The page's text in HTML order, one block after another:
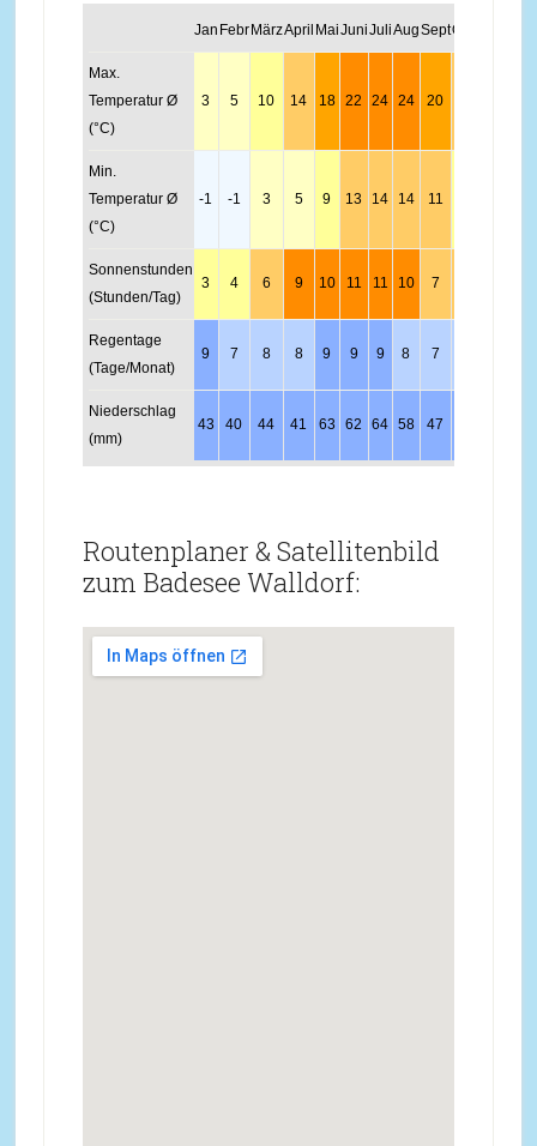
Jan Febr MärzApril MaiJuniJuliAugSeptOkt
Max.
Temperatur Ø
(°C)
3 5 10 14 18 22 24 24 20
Min.
Temperatur Ø
(°C)
-1 -1 3 5 9 13 14 14 11
Sonnenstunden
(Stunden/Tag)
3 4 6 9 10 11 11 10 7
Regentage
(Tage/Monat)
9 7 8 8 9 9 9 8 7
Niederschlag
(mm)
43 40 44 41 63 62 64 58 47
Routenplaner & Satellitenbild
zum Badesee Walldorf: